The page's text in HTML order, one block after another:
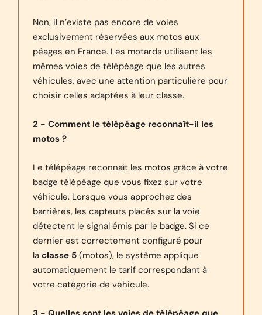
Non, il n’existe pas encore de voies
exclusivement réservées aux motos aux
péages en France. Les motards utilisent les
mêmes voies de télépéage que les autres
véhicules, avec une attention particulière pour
choisir celles adaptées à leur classe.
2 - Comment le télépéage reconnaît-il les
motos ?
Le télépéage reconnaît les motos grâce à votre
badge télépéage que vous fixez sur votre
véhicule. Lorsque vous approchez des
barrières, les capteurs placés sur la voie
détectent le signal émis par le badge. Si ce
dernier est correctement configuré pour
la classe 5 (motos), le système applique
automatiquement le tarif correspondant à
votre catégorie de véhicule.